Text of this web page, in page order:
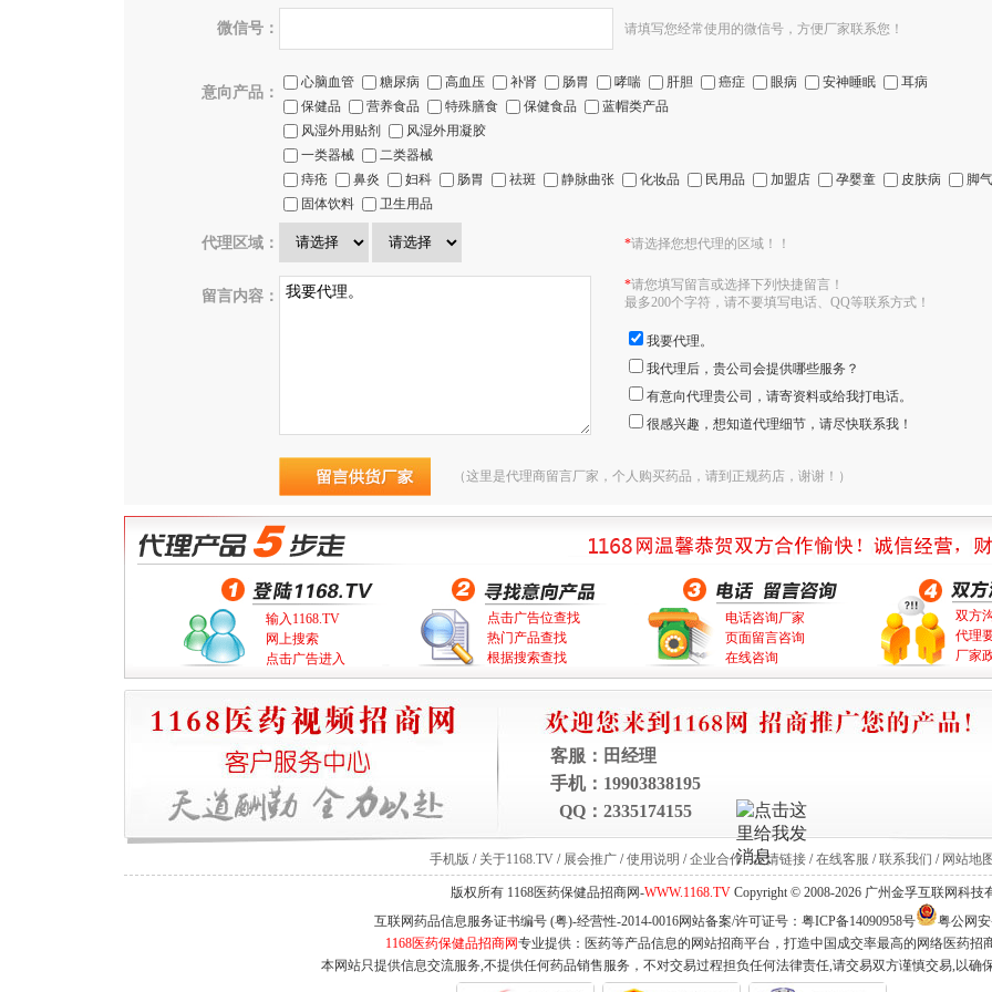
微信号： 请填写您经常使用的微信号，方便厂家联系您！
意向产品：
心脑血管 糖尿病 高血压 补肾 肠胃 哮喘 肝胆 癌症 眼病 安神睡眠
耳病
保健品
营养食品 特殊膳食 保健食品
蓝帽类产品
风湿外用贴剂
风湿外用凝胶
一类器械
二类器械
痔疮
鼻炎 妇科 肠胃 祛斑 静脉曲张 化妆品 民用品 加盟店 孕婴童 皮肤病
脚气
固体饮料
卫生用品
代理区域： *请选择您想代理的区域！！
留言内容：
*请您填写留言或选择下列快捷留言！
最多200个字符，请不要填写电话、QQ等联系方式！
我要代理。
我代理后，贵公司会提供哪些服务？
有意向代理贵公司，请寄资料或给我打电话。
很感兴趣，想知道代理细节，请尽快联系我！
（这里是代理商留言厂家，个人购买药品，请到正规药店，谢谢！）
输入1168.TV
网上搜索
点击广告进入
点击广告位查找
热门产品查找
根据搜索查找
电话咨询厂家
页面留言咨询
在线咨询
双方
代理
厂家
客服： 田经理
手机： 19903838195
QQ： 2335174155
手机版 / 关于1168.TV / 展会推广 /使用说明 /企业合作/友情链接 /在线客服 /联系我们 / 网站地
版权所有 1168医药保健品招商网-WWW.1168.TV Copyright © 2008-2026 广州金孚互联网科技
互联网药品信息服务证书编号 (粤)-经营性-2014-0016网站备案/许可证号： 粤ICP备14090958号
粤公网安
1168医药保健品招商网专业提供：医药等产品信息的网站招商平台，打造中国成交率最高的网络医药招
本网站只提供信息交流服务,不提供任何药品销售服务，不对交易过程担负任何法律责任,请交易双方谨慎交易,以确